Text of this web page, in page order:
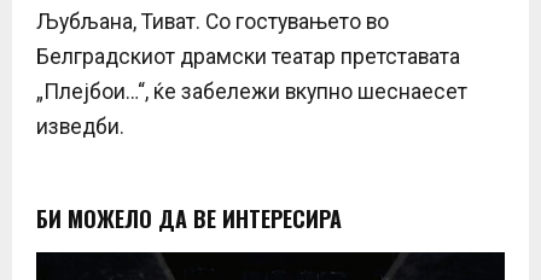
Љубљана, Тиват. Со гостувањето во
Белградскиот драмски театар претставата
„Плејбои…“, ќе забележи вкупно шеснаесет
изведби.
БИ МОЖЕЛО ДА ВЕ ИНТЕРЕСИРА